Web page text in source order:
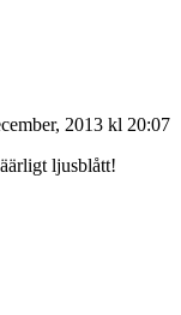
2013 kl 20:07
ljusblått!